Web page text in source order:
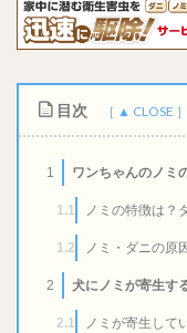
目次
1 ワンちゃんのノミ
1.1 ノミの特徴は？
1.2 ノミ・ダニの原
2 犬にノミが寄生す
2.1 ノミが寄生して